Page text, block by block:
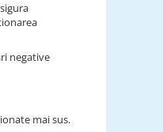
negative
mai sus.